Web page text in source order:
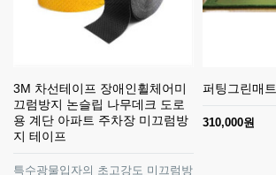
3M 차선테이프 장애인휠체어미
끄럼방지 논슬립 나무데크 도로
용 계단 아파트 주차장 미끄럼방
지 테이프
특수광물입자의 초고강도 미끄럼방
퍼팅그린매트
310,000원